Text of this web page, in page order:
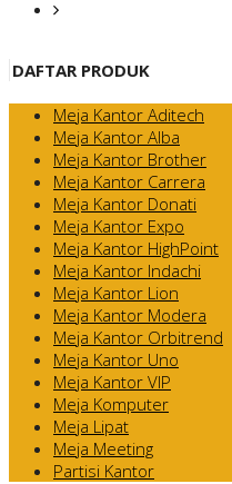
DAFTAR PRODUK
Meja Kantor Aditech
Meja Kantor Alba
Meja Kantor Brother
Meja Kantor Carrera
Meja Kantor Donati
Meja Kantor Expo
Meja Kantor HighPoint
Meja Kantor Indachi
Meja Kantor Lion
Meja Kantor Modera
Meja Kantor Orbitrend
Meja Kantor Uno
Meja Kantor VIP
Meja Komputer
Meja Lipat
Meja Meeting
Partisi Kantor